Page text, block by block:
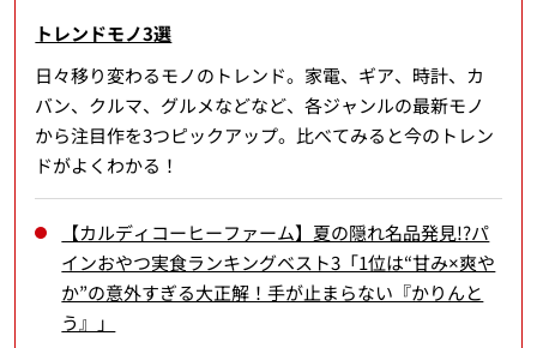
トレンドモノ3選
日々移り変わるモノのトレンド。家電、ギア、時計、カ
バン、クルマ、グルメなどなど、各ジャンルの最新モノ
から注目作を3つピックアップ。比べてみると今のトレン
ドがよくわかる！
【カルディコーヒーファーム】夏の隠れ名品発見!?パ
インおやつ実食ランキングベスト3「1位は“甘み×爽や
か”の意外すぎる大正解！手が止まらない『かりんと
う』」